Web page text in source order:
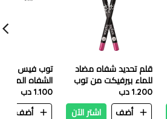
قلم تحديد شفاه مضاد
للماء بيرفيكت من توب
فيس 006 1.14ج
1.200 دب
أضف
اشتر الآن
توب فيس قلم
الشفاه
105
1.100 دب
أضف